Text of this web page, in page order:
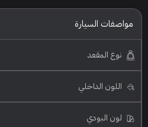
مواصفات السيارة
نوع المقعد
اللون الداخلي
لون البودي